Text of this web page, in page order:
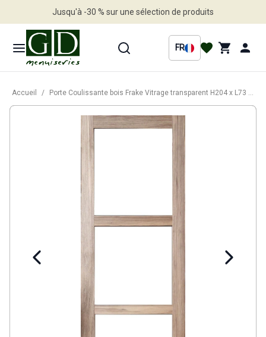
Jusqu'à -30 % sur une sélection de produits
FR
Accueil / Porte Coulissante bois Frake Vitrage transparent H204 x L73 cm